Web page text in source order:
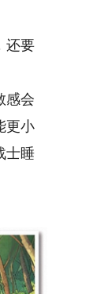
还要
感会
更小
士睡